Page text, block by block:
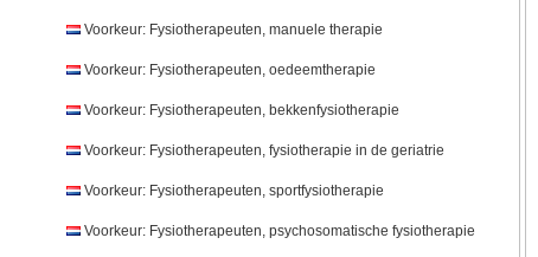
Voorkeur: Fysiotherapeuten, manuele therapie
Voorkeur: Fysiotherapeuten, oedeemtherapie
Voorkeur: Fysiotherapeuten, bekkenfysiotherapie
Voorkeur: Fysiotherapeuten, fysiotherapie in de geriatrie
Voorkeur: Fysiotherapeuten, sportfysiotherapie
Voorkeur: Fysiotherapeuten, psychosomatische fysiotherapie